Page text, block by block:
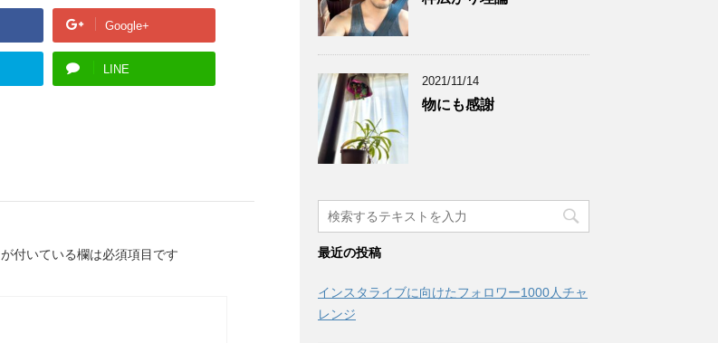
Google+
LINE
が付いている欄は必須項目です
2021/11/14
物にも感謝
最近の投稿
インスタライブに向けたフォロワー1000人チャ
レンジ